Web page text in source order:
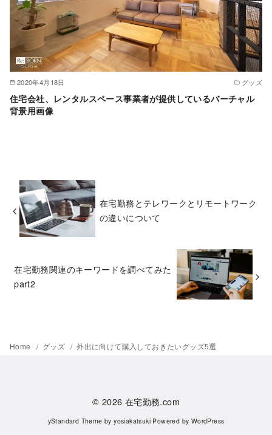
2020年4月18日 グッズ
住宅会社、レンタルスペース事業者が提供しているバーチャル
背景用画像
在宅勤務とテレワークとリモートワーク
の違いについて
在宅勤務関連のキーワードを調べてみた
part2
Home グッズ 外出に向けて購入しておきたいグッズ5選
© 2026 在宅勤務.com
yStandard Theme byyosiakatsuki Powered by WordPress